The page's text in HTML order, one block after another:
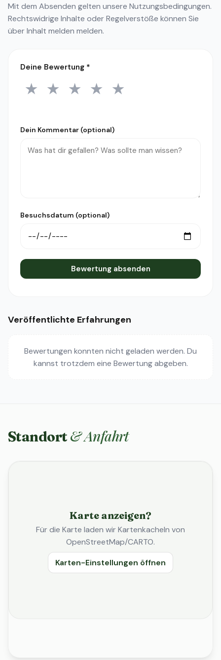
Mit dem Absenden gelten unsere Nutzungsbedingungen.
Rechtswidrige Inhalte oder Regelverstöße können Sie
überInhalt melden melden.
Deine Bewertung *
1 Stern
★ 2 Sterne
★ 3 Sterne
★ 4 Sterne
★ 5 Sterne
★
Dein Kommentar (optional)
Besuchsdatum (optional)
Bewertung absenden
Veröffentlichte Erfahrungen
Bewertungen konnten nicht geladen werden. Du
kannst trotzdem eine Bewertung abgeben.
Standort & Anfahrt
Karte anzeigen?
Für die Karte laden wir Kartenkacheln von
OpenStreetMap/CARTO.
Karten-Einstellungen öffnen